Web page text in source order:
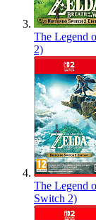
The Legend
2)
The Legend
Switch 2)